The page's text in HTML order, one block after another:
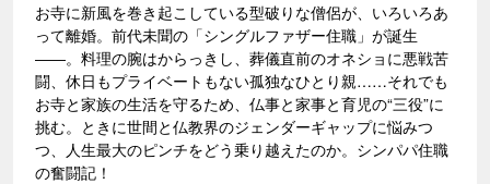
お寺に新風を巻き起こしている型破りな僧侶が、いろいろあ
って離婚。前代未聞の「シングルファザー住職」が誕生
――。料理の腕はからっきし、葬儀直前のオネショに悪戦苦
闘、休日もプライベートもない孤独なひとり親……それでも
お寺と家族の生活を守るため、仏事と家事と育児の“三役”に
挑む。ときに世間と仏教界のジェンダーギャップに悩みつ
つ、人生最大のピンチをどう乗り越えたのか。シンパパ住職
の奮闘記！